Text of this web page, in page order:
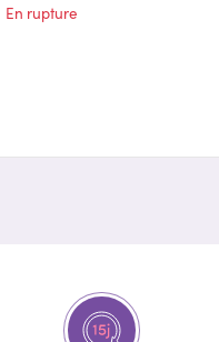
En rupture